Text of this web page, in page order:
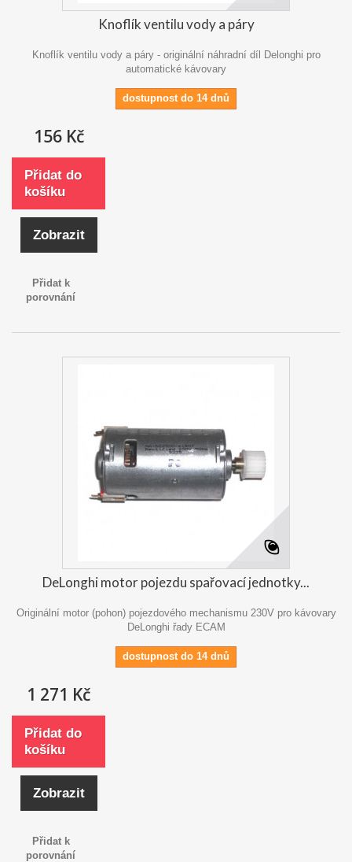
Knoflík ventilu vody a páry
Knoflík ventilu vody a páry - originální náhradní díl Delonghi pro
automatické kávovary
dostupnost do 14 dnů
156 Kč
Přidat do
košíku
Zobrazit
Přidat k
porovnání
DeLonghi motor pojezdu spařovací jednotky...
Originální motor (pohon) pojezdového mechanismu 230V pro kávovary
DeLonghi řady ECAM
dostupnost do 14 dnů
1 271 Kč
Přidat do
košíku
Zobrazit
Přidat k
porovnání